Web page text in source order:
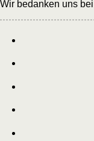
Wir bedanken uns